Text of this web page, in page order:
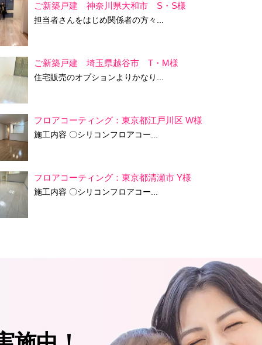
ご新築戸建 神奈川県大和市 S・S様
担当者さんをはじめ関係者の方々...
ご新築戸建 埼玉県越谷市 T・M様
住宅販売のオプションよりかなり...
フロアコーティング：東京都江戸川区 W様
施工内容 〇シリコンフロアコー...
フロアコーティング：東京都清瀬市 Y様
施工内容 〇シリコンフロアコー...